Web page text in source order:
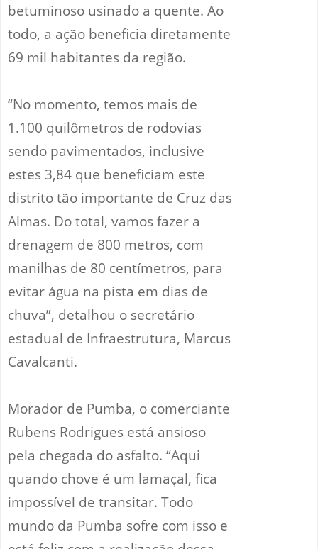
betuminoso usinado a quente. Ao
todo, a ação beneficia diretamente
69 mil habitantes da região.
“No momento, temos mais de
1.100 quilômetros de rodovias
sendo pavimentados, inclusive
estes 3,84 que beneficiam este
distrito tão importante de Cruz das
Almas. Do total, vamos fazer a
drenagem de 800 metros, com
manilhas de 80 centímetros, para
evitar água na pista em dias de
chuva”, detalhou o secretário
estadual de Infraestrutura, Marcus
Cavalcanti.
Morador de Pumba, o comerciante
Rubens Rodrigues está ansioso
pela chegada do asfalto. “Aqui
quando chove é um lamaçal, fica
impossível de transitar. Todo
mundo da Pumba sofre com isso e